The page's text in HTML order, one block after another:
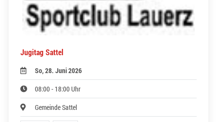
Jugitag Sattel
So, 28. Juni 2026
08:00 - 18:00 Uhr
Gemeinde Sattel